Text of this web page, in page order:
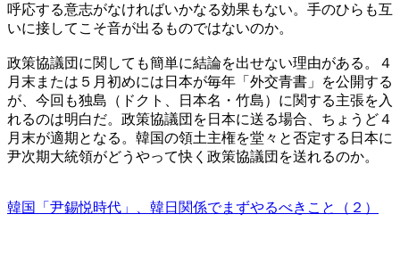
呼応する意志がなければいかなる効果もない。手のひらも互
いに接してこそ音が出るものではないのか。
政策協議団に関しても簡単に結論を出せない理由がある。４
月末または５月初めには日本が毎年「外交青書」を公開する
が、今回も独島（ドクト、日本名・竹島）に関する主張を入
れるのは明白だ。政策協議団を日本に送る場合、ちょうど４
月末が適期となる。韓国の領土主権を堂々と否定する日本に
尹次期大統領がどうやって快く政策協議団を送れるのか。
韓国「尹錫悦時代」、韓日関係でまずやるべきこと（２）